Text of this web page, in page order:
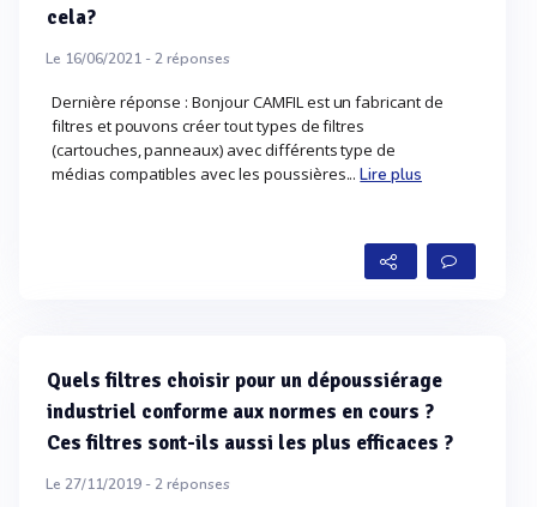
cela?
Le 16/06/2021 -2réponses
Dernière réponse : Bonjour CAMFIL est un fabricant de
filtres et pouvons créer tout types de filtres
(cartouches, panneaux) avec différents type de
médias compatibles avec les poussières...Lire plus
Quels filtres choisir pour un dépoussiérage
industriel conforme aux normes en cours ?
Ces filtres sont-ils aussi les plus efficaces ?
Le 27/11/2019 -2réponses